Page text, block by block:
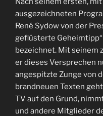
ausgezeichneten
René Sydow von der
geflüsterte
bezeichnet. Mit seinem
er dieses Versprechen
angespitzte Zunge von
brandneuen Texten
TV auf den Grund,
und andere Mitglieder